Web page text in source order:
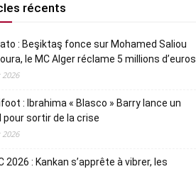
récents
: Beşiktaş fonce sur Mohamed Saliou
le MC Alger réclame 5 millions d’euros
: Ibrahima « Blasco » Barry lance un
pour sortir de la crise
2026 : Kankan s’apprête à vibrer, les